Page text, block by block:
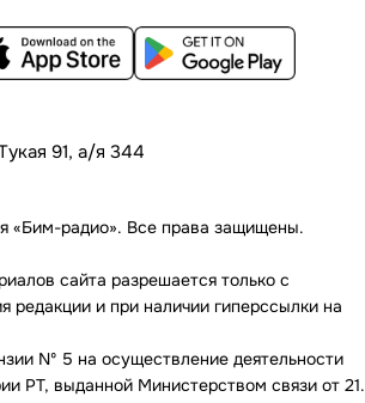
91, а/я 344
«Бим-радио». Все права защищены.
сайта разрешается только с
редакции и при наличии гиперссылки на
Nº 5 на осуществление деятельности
РТ, выданной Министерством связи от 21.